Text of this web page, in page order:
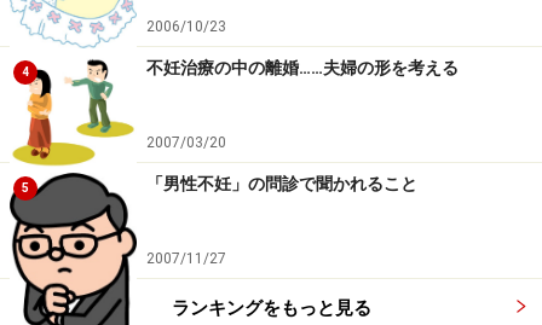
2006/10/23
4 不妊治療の中の離婚……夫婦の形を考える
2007/03/20
5 「男性不妊」の問診で聞かれること
2007/11/27
ランキングをもっと見る